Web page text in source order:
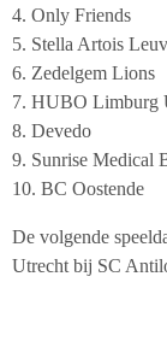
4. Only Friends
5. Stella Artois
6. Zedelgem Lions
7. HUBO Limburg
8. Devedo
9. Sunrise Medical
10. BC Oostende
De volgende
Utrecht bij SC